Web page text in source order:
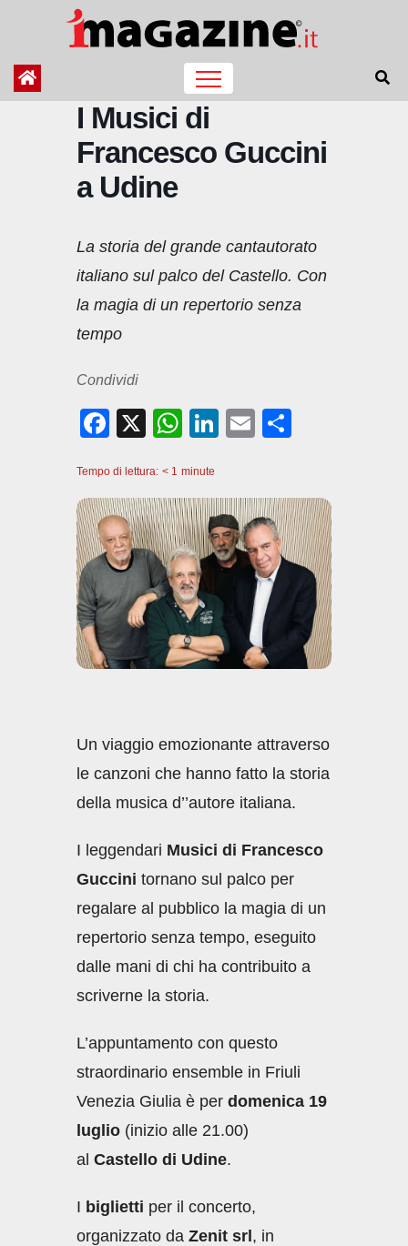
contenuto
I Musici di
Francesco Guccini
a Udine
La storia del grande cantautorato
italiano sul palco del Castello. Con
la magia di un repertorio senza
tempo
Condividi
F
c
e
b
o
o
k
X
W
at
s
A
p
p
Li
e
dI
n
E
di
vi
di
Tempo di lettura: < 1 minute
Un viaggio emozionante attraverso
le canzoni che hanno fatto la storia
della musica d’’autore italiana.
I leggendari Musici di Francesco
Guccini tornano sul palco per
regalare al pubblico la magia di un
repertorio senza tempo, eseguito
dalle mani di chi ha contribuito a
scriverne la storia.
L’appuntamento con questo
straordinario ensemble in Friuli
Venezia Giulia è per domenica 19
luglio (inizio alle 21.00)
al Castello di Udine.
I biglietti per il concerto,
organizzato da Zenit srl, in